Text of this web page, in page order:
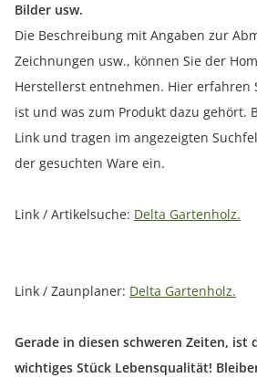
Bilder usw.
Die Beschreibung mit Angaben zur
Zeichnungen usw., können Sie der
Herstellerst entnehmen. Hier erfahren
ist und was zum Produkt dazu gehört.
Link und tragen im angezeigten
der gesuchten Ware ein.
Link / Artikelsuche: Delta Gartenholz.
Link / Zaunplaner: Delta Gartenholz.
Gerade in diesen schweren Zeiten, ist
wichtiges Stück Lebensqualität!